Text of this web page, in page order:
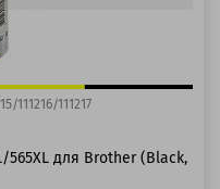
111216/111217
565XL для Brother (Black,